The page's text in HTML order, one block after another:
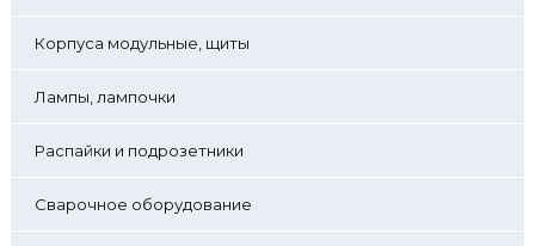
Корпуса модульные, щиты
Лампы, лампочки
Распайки и подрозетники
Сварочное оборудование